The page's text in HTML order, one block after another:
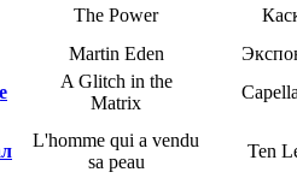
The Power
Martin Eden
A Glitch in the
Matrix
L'homme qui a vendu
sa peau
Ten